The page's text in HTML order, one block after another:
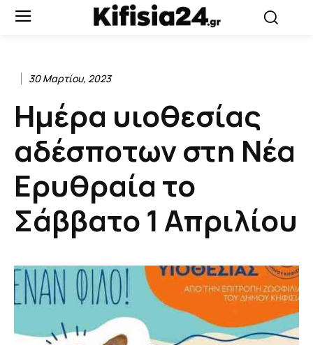
30 Μαρτίου, 2023
Ημέρα υιοθεσίας
αδέσποτων στη Νέα
Ερυθραία το
Σάββατο 1 Απριλίου